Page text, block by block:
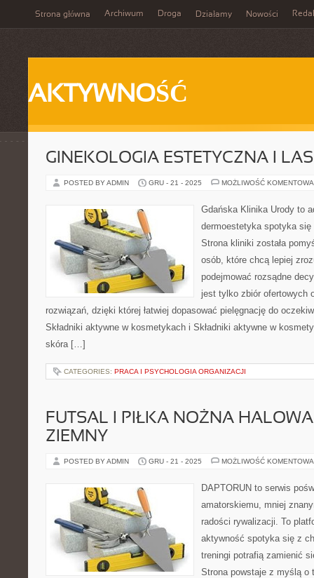
Strona główna Archiwum Droga Działamy Nowości
AKTYWNOŚĆ
GINEKOLOGIA ESTETYCZNA I
POSTED BY ADMIN GRU - 21 - 2025 MOŻLIWOŚĆ
Gdańska Klinika Urody to
dermoestetyka spotyka
Strona kliniki została
osób, które chcą lepiej
podejmować rozsądne
jest tylko zbiór ofertowych
rozwiązań, dzięki której łatwiej dopasować pielęgnację do
Składniki aktywne w kosmetykach i Składniki aktywne w
skóra […]
CATEGORIES: PRACA I PSYCHOLOGIA ORGANIZACJI
FUTSAL I PIŁKA NOŻNA HALOWA
ZIEMNY
POSTED BY ADMIN GRU - 21 - 2025 MOŻLIWOŚĆ
DAPTORUN to serwis
amatorskiemu, mniej
radości rywalizacji. To
aktywność spotyka się z
treningi potrafią zamienić
Strona powstaje z myślą o